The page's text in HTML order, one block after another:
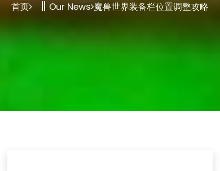
首页 Our News 魔兽世界装备栏位置调整攻略